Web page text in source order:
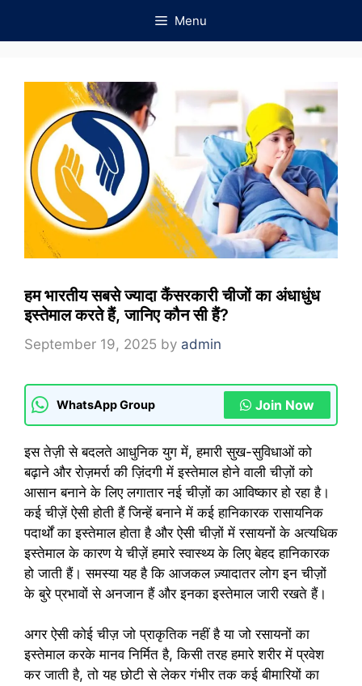
Menu
हम भारतीय सबसे ज्यादा कैंसरकारी चीजों का अंधाधुंध
इस्तेमाल करते हैं, जानिए कौन सी हैं?
September 19, 2025 by admin
WhatsApp Group Join Now
इस तेज़ी से बदलते आधुनिक युग में, हमारी सुख-सुविधाओं को
बढ़ाने और रोज़मर्रा की ज़िंदगी में इस्तेमाल होने वाली चीज़ों को
आसान बनाने के लिए लगातार नई चीज़ों का आविष्कार हो रहा है।
कई चीज़ें ऐसी होती हैं जिन्हें बनाने में कई हानिकारक रासायनिक
पदार्थों का इस्तेमाल होता है और ऐसी चीज़ों में रसायनों के अत्यधिक
इस्तेमाल के कारण ये चीज़ें हमारे स्वास्थ्य के लिए बेहद हानिकारक
हो जाती हैं। समस्या यह है कि आजकल ज़्यादातर लोग इन चीज़ों
के बुरे प्रभावों से अनजान हैं और इनका इस्तेमाल जारी रखते हैं।
अगर ऐसी कोई चीज़ जो प्राकृतिक नहीं है या जो रसायनों का
इस्तेमाल करके मानव निर्मित है, किसी तरह हमारे शरीर में प्रवेश
कर जाती है, तो यह छोटी से लेकर गंभीर तक कई बीमारियों का